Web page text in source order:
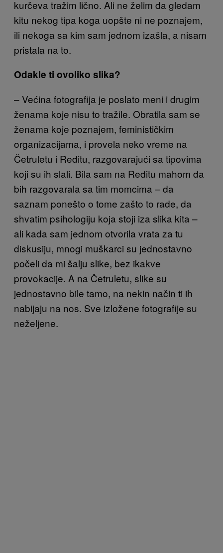
kurčeva tražim lično. Ali ne želim da gledam
kitu nekog tipa koga uopšte ni ne poznajem,
ili nekoga sa kim sam jednom izašla, a nisam
pristala na to.
Odakle ti ovoliko slika?
– Većina fotografija je poslato meni i drugim
ženama koje nisu to tražile. Obratila sam se
ženama koje poznajem, feminističkim
organizacijama, i provela neko vreme na
Četruletu i Reditu, razgovarajući sa tipovima
koji su ih slali. Bila sam na Reditu mahom da
bih razgovarala sa tim momcima – da
saznam ponešto o tome zašto to rade, da
shvatim psihologiju koja stoji iza slika kita –
ali kada sam jednom otvorila vrata za tu
diskusiju, mnogi muškarci su jednostavno
počeli da mi šalju slike, bez ikakve
provokacije. A na Četruletu, slike su
jednostavno bile tamo, na nekin način ti ih
nabijaju na nos. Sve izložene fotografije su
neželjene.